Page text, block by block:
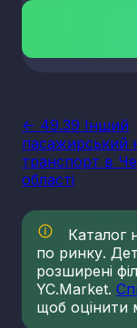
<- 49.39 Інший
пасажирський
транспорт в
області
Каталог
по ринку.
розширені
YC.Market.
щоб оцінити